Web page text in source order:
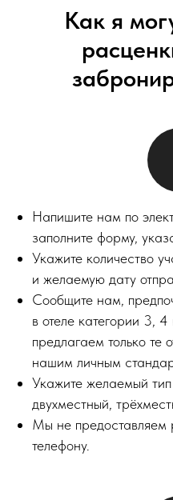
Как я
Напишите нам по
заполните форму,
Укажите количество
и желаемую дату
Сообщите нам,
в отеле категории 3,
предлагаем только те
нашим личным
Укажите желаемый
двухместный,
Мы не предоставляем
телефону.